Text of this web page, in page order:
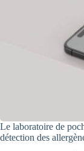
Le laboratoire de
détection des